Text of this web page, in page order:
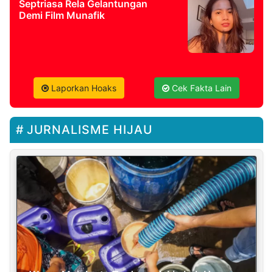
Septriasa Rela Gelantungan
Demi Film Munafik
Laporkan Hoaks Cek Fakta Lain
JURNALISME HIJAU